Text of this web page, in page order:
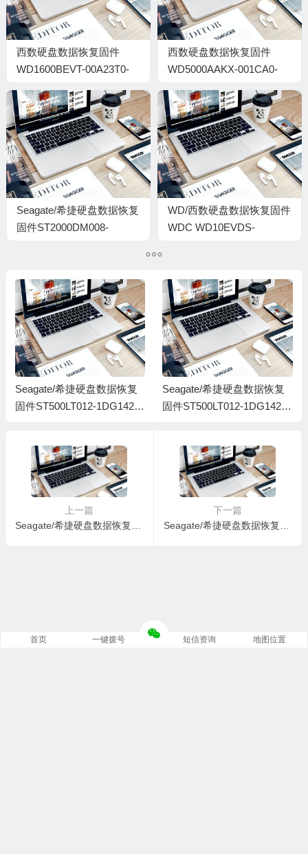
西数硬盘数据恢复固件
WD1600BEVT-00A23T0-
WX30AC976749-
001300CB
西数硬盘数据恢复固件
WD5000AAKX-001CA0-
WCAYUEW50846-
0003002P
Seagate/希捷硬盘数据恢复
固件ST2000DM008-
WD/西数硬盘数据恢复固件
WDC WD10EVDS-
0090005T-H4-1974
Seagate/希捷硬盘数据恢复
固件ST500LT012-1DG142-0
Seagate/希捷硬盘数据恢复
固件ST500LT012-1DG142-0
上一篇
Seagate/希捷硬盘数据恢复固件ST500LT012-1DG142-0001SDM1-W626BZJV
下一篇
Seagate/希捷硬盘数据恢复固件ST500LT012-1DG142-0002LVM1-W3PDLM6C
首页 一键拨号 短信资询 地图位置